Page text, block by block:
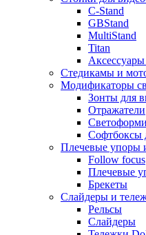
C-Stand
GBStand
MultiStand
Titan
Стедикамы и
Модификаторы
Зонты для
Отражатели
Софтбоксы
Плечевые упоры
Follow focus
Плечевые
Брекеты
Слайдеры и
Рельсы
Слайдеры